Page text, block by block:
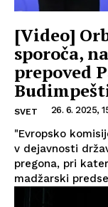
[Video]
sporoča,
prepoved
SVET 26. 6. 2025,
"Evropsko
v dejavnosti
pregona, pri
madžarski